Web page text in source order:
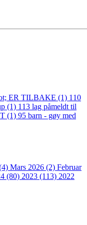
ER TILBAKE (1) 110
(1) 113 lag påmeldt til
(1) 95 barn - gøy med
Mars 2026 (2) Februar
(80) 2023 (113) 2022